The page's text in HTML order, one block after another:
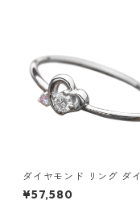
ダイヤモンド リング ダ
イスブルーダイヤ 合計
9.5号 プラチナ Pt950 ハ
¥57,580